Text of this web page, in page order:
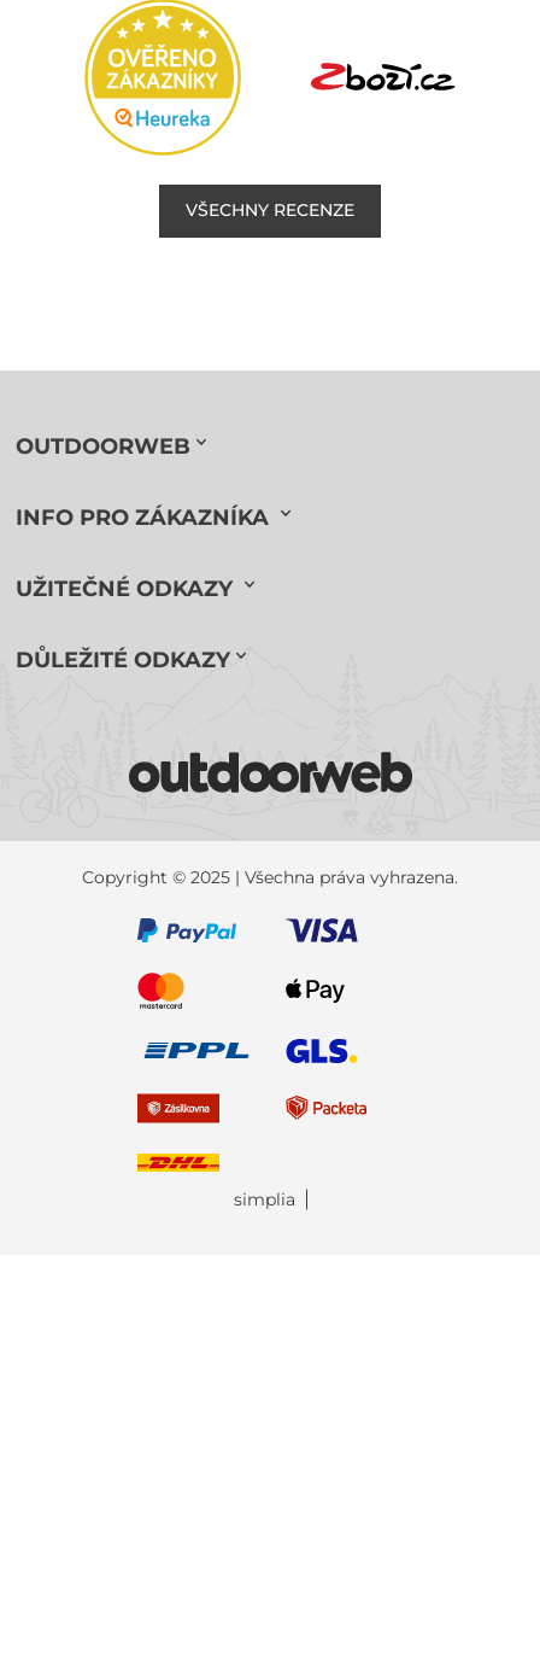
VŠECHNY RECENZE
OUTDOORWEB
INFO PRO ZÁKAZNÍKA
UŽITEČNÉ ODKAZY
DŮLEŽITÉ ODKAZY
Copyright © 2025 | Všechna práva vyhrazena.
simplia